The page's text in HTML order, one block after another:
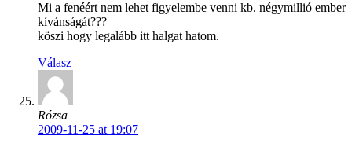
Mi a fenéért nem lehet figyelembe venni kb. négymillió ember
kívánságát???
köszi hogy legalább itt halgat hatom.
Válasz
Rózsa
2009-11-25 at 19:07